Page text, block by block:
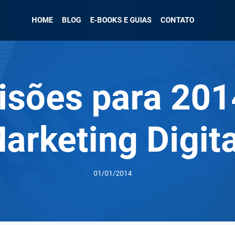
HOME BLOG E-BOOKS E GUIAS CONTATO
para
01/01/2014